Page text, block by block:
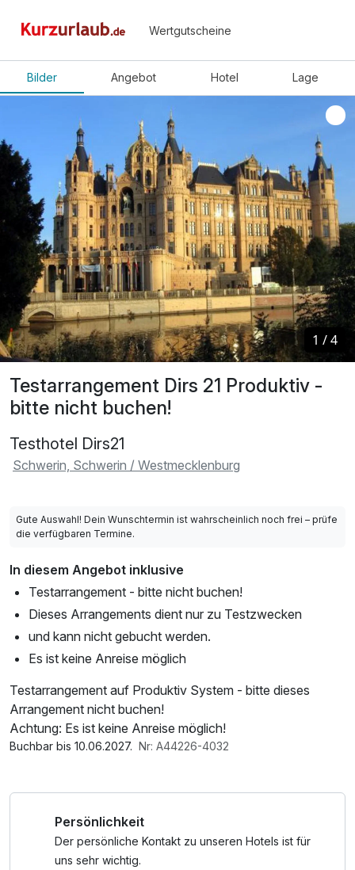
Wertgutscheine
Bilder Angebot Hotel Lage
Testarrangement Dirs 21 Produktiv -
bitte nicht buchen!
Testhotel Dirs21
Schwerin, Schwerin / Westmecklenburg
1 /4
1 /4
Gute Auswahl! Dein Wunschtermin ist wahrscheinlich noch frei – prüfe
die verfügbaren Termine.
In diesem Angebot inklusive
Testarrangement - bitte nicht buchen!
Dieses Arrangements dient nur zu Testzwecken
und kann nicht gebucht werden.
Es ist keine Anreise möglich
Testarrangement auf Produktiv System - bitte dieses
Arrangement nicht buchen!
Achtung: Es ist keine Anreise möglich!
Buchbar bis 10.06.2027. Nr: A44226-4032
Persönlichkeit
Der persönliche Kontakt zu unseren Hotels ist für
uns sehr wichtig.